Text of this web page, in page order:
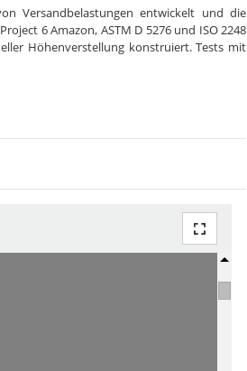
Versandbelastungen entwickelt und die
6 Amazon, ASTM D 5276 und ISO 2248
Höhenverstellung konstruiert. Tests mit